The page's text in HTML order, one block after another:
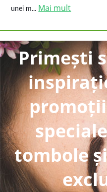
unei m... Mai mult
Primești
tombole